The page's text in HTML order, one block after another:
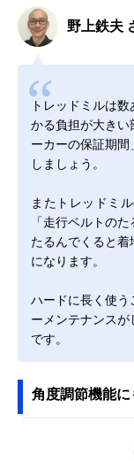
野上鉄夫
トレッドミルは
かる負担が大きい
ーカーの保証期
しましょう。
またトレッドミ
「走行ベルトの
たるんでくると着
になります。
ハードに長く使う
ーメンテナンス
です。
角度調節機能に